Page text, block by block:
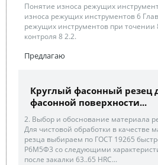
Понятие износа режущих
износа режущих инструментов 6
режущих инструментов при
контроля 8 2.2.
Предлагаю
Круглый фасонный резец
фасонной поверхности...
2. Выбор и обоснование материала
Для чистовой обработки в качестве
резца выбираем по ГОСТ 19265
Р6М5Ф3 со следующими
после закалки 63..65 HRC...